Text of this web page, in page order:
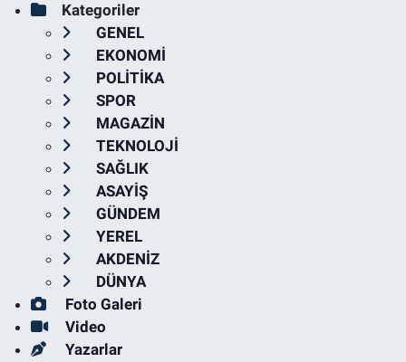
Kategoriler
GENEL
EKONOMİ
POLİTİKA
SPOR
MAGAZİN
TEKNOLOJİ
SAĞLIK
ASAYİŞ
GÜNDEM
YEREL
AKDENİZ
DÜNYA
Foto Galeri
Video
Yazarlar